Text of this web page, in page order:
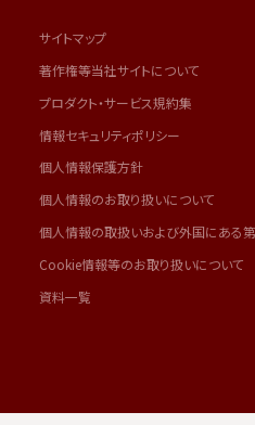
サイトマップ
著作権等当社サイトについて
プロダクト・サービス規約集
情報セキュリティポリシー
個人情報保護方針
個人情報のお取り扱いについて
個人情報の取扱いおよび外国にある
Cookie情報等のお取り扱いについて
資料一覧